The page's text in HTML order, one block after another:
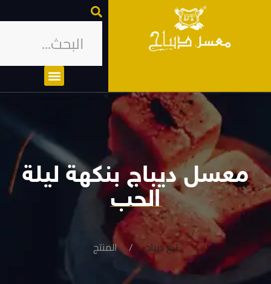
معسل ديباج بنكهة ليلة
الحب
تبغ ديباج المنتج